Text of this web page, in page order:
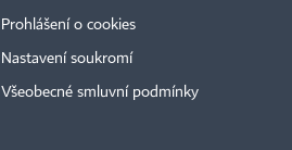
Prohlášení o cookies
Nastavení soukromí
Všeobecné smluvní podmínky